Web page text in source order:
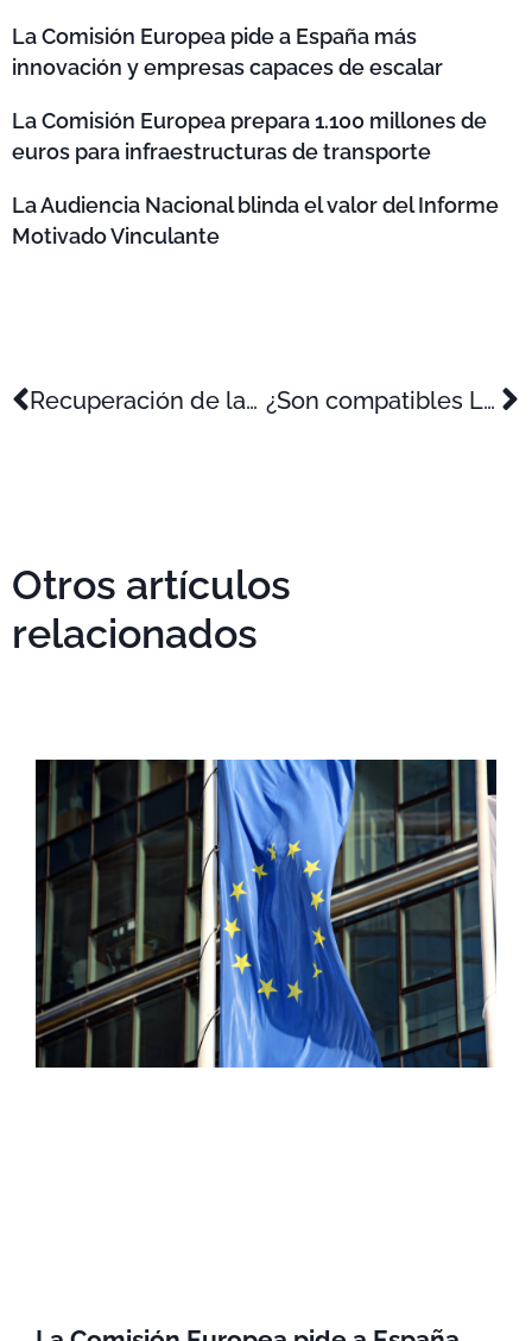
La Comisión Europea pide a España más
innovación y empresas capaces de escalar
La Comisión Europea prepara 1.100 millones de
euros para infraestructuras de transporte
La Audiencia Nacional blinda el valor del Informe
Motivado Vinculante
Recuperación de las deducciones fiscales por I+D+i a través del Cheque fiscal ¿Son compatibles Lean Manufacturing e ISO 9001?
Otros artículos
relacionados